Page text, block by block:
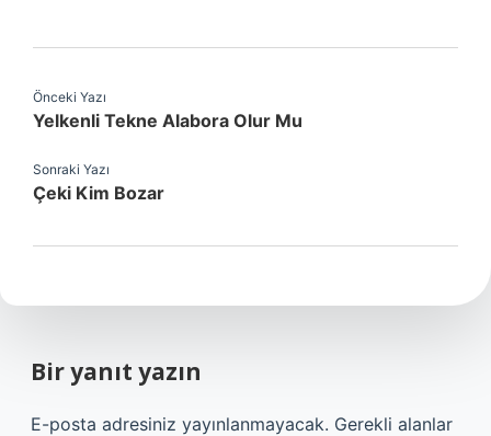
Önceki Yazı
Yelkenli Tekne Alabora Olur Mu
Sonraki Yazı
Çeki Kim Bozar
Bir yanıt yazın
E-posta adresiniz yayınlanmayacak. Gerekli alanlar